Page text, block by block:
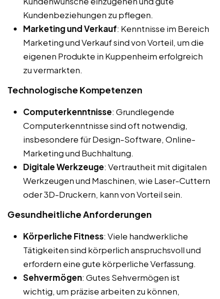
Kundenbeziehungen zu pflegen.
Marketing und Verkauf: Kenntnisse im Bereich
Marketing und Verkauf sind von Vorteil, um die
eigenen Produkte in Kuppenheim erfolgreich
zu vermarkten.
Technologische Kompetenzen
Computerkenntnisse: Grundlegende
Computerkenntnisse sind oft notwendig,
insbesondere für Design-Software, Online-
Marketing und Buchhaltung.
Digitale Werkzeuge: Vertrautheit mit digitalen
Werkzeugen und Maschinen, wie Laser-Cuttern
oder 3D-Druckern, kann von Vorteil sein.
Gesundheitliche Anforderungen
Körperliche Fitness: Viele handwerkliche
Tätigkeiten sind körperlich anspruchsvoll und
erfordern eine gute körperliche Verfassung.
Sehvermögen: Gutes Sehvermögen ist
wichtig, um präzise arbeiten zu können,